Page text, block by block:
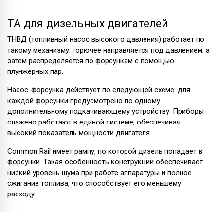
ТА для дизельных двигателей
ТНВД (топливный насос высокого давления) работает по
такому механизму: горючее направляется под давлением, а
затем распределяется по форсункам с помощью
плунжерных пар.
Насос-форсунка действует по следующей схеме: для
каждой форсунки предусмотрено по одному
дополнительному подкачивающему устройству. Приборы
слажено работают в единой системе, обеспечивая
высокий показатель мощности двигателя.
Common Rail имеет рампу, по которой дизель попадает в
форсунки. Такая особенность конструкции обеспечивает
низкий уровень шума при работе аппаратуры и полное
сжигание топлива, что способствует его меньшему
расходу.